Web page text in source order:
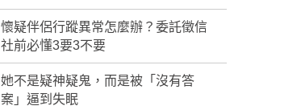
懷疑伴侶行蹤異常怎麼辦？委託徵信
社前必懂3要3不要
她不是疑神疑鬼，而是被「沒有答
案」逼到失眠